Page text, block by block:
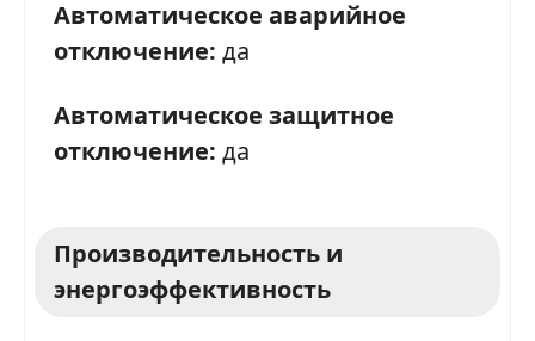
Автоматическое аварийное
отключение: да
Автоматическое защитное
отключение: да
Производительность и
энергоэффективность
ЗАКАЗАТЬ В 1 КЛИК
Я даю согласие на обработку моих персональных
данных в соответствии